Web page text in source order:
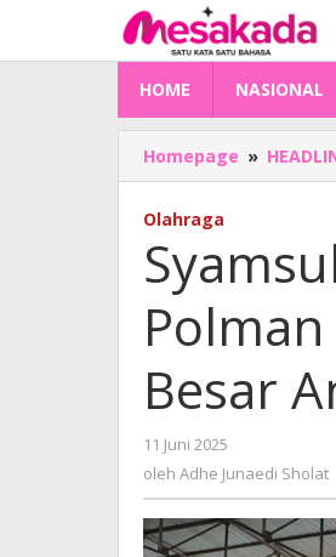
konten
HOME NASIONAL
Homepage »
Olahraga
Besar
11 Juni 2025
Adhe
oleh Adhe Junaedi Sholat